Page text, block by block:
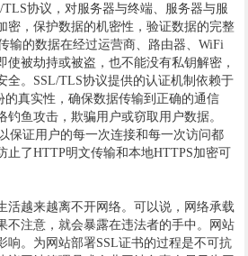
协议，对服务器与终端、服务器与服
密，保护数据的机密性，验证数据的完整
输的数据在经过运营商、路由器、WiFi
使被劫持或被盗，也不能没有私钥解密，
全。SSL/TLS协议提供的认证机制依赖于
的真实性，确保数据传输到正确的通信
鱼攻击，欺骗用户或窃取用户数据。
保证用户的每一次连接和每一次访问都
止了HTTP明文传输和本地HTTPS加密可
活越来越离不开网络。可以说，网络承载
不注意，就会暴露在违法者的手中。网站
响。为网站部署SSL证书的过程是不可抗